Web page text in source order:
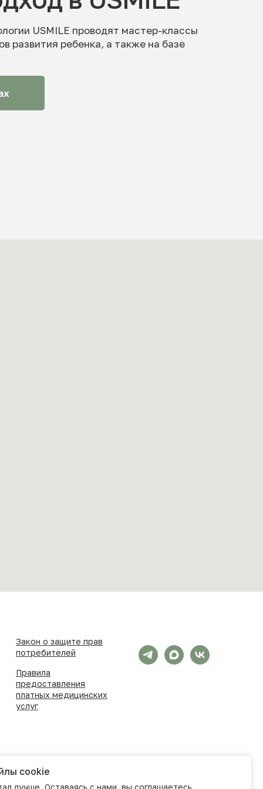
cookie
лучше. Оставаясь с нами, вы соглашаетесь
USMILE проводят мастер-классы
развития ребенка, а также на базе
Закон о защите прав
потребителей
Правила
предоставления
платных медицинских
услуг